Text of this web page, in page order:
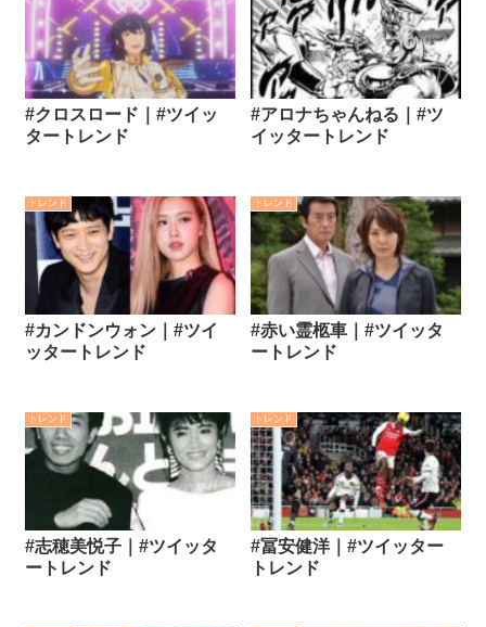
#クロスロード｜#ツイッ
タートレンド
#アロナちゃんねる｜#ツ
イッタートレンド
トレンド
#カンドンウォン｜#ツイ
ッタートレンド
トレンド
#赤い霊柩車｜#ツイッタ
ートレンド
トレンド
#志穂美悦子｜#ツイッタ
ートレンド
トレンド
#冨安健洋｜#ツイッター
トレンド